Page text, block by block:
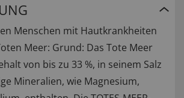
Menschen mit Hautkrankheiten
Meer: Grund: Das Tote Meer
von bis zu 33 %, in seinem Salz
Mineralien, wie Magnesium,